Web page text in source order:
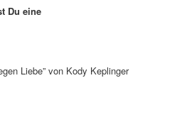
Du eine
Liebe” von Kody Keplinger